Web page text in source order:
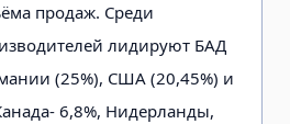
продаж. Среди
лидируют БАД
(25%), США (20,45%) и
6,8%, Нидерланды,